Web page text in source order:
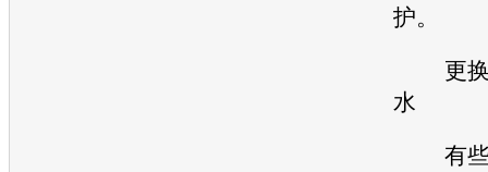
护。
更换
水
有些